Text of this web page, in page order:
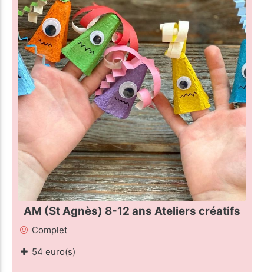
AM (St Agnès) 8-12 ans Ateliers créatifs
Complet
54 euro(s)